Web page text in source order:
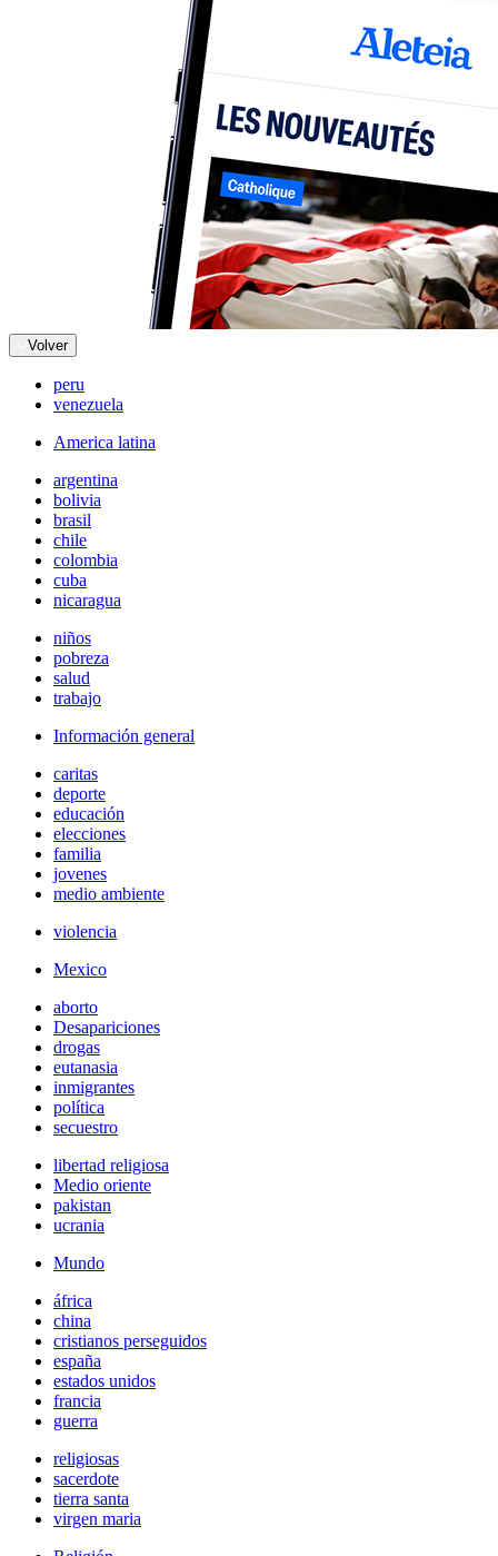
Volver
peru
venezuela
America latina
argentina
bolivia
brasil
chile
colombia
cuba
nicaragua
niños
pobreza
salud
trabajo
Información general
caritas
deporte
educación
elecciones
familia
jovenes
medio ambiente
violencia
Mexico
aborto
Desapariciones
drogas
eutanasia
inmigrantes
política
secuestro
libertad religiosa
Medio oriente
pakistan
ucrania
Mundo
áfrica
china
cristianos perseguidos
españa
estados unidos
francia
guerra
religiosas
sacerdote
tierra santa
virgen maria